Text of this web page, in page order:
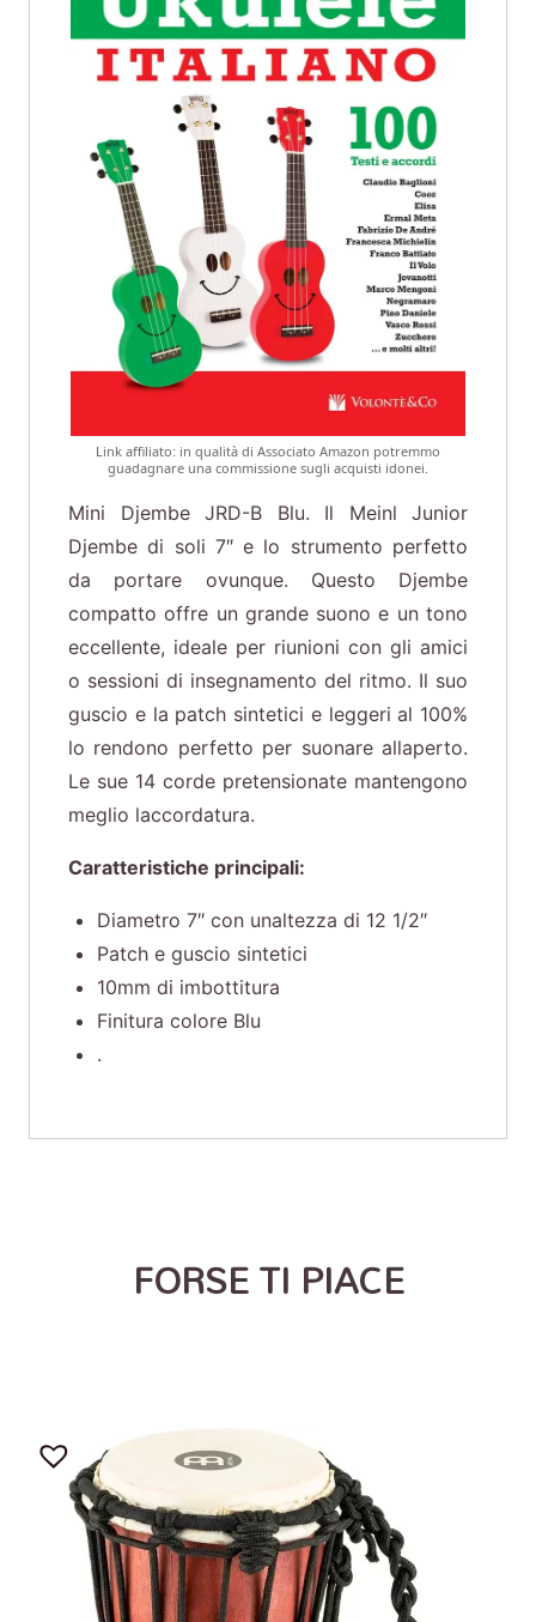
Link affiliato: in qualità di Associato Amazon potremmo
guadagnare una commissione sugli acquisti idonei.
Mini Djembe JRD-B Blu. Il Meinl Junior
Djembe di soli 7″ e lo strumento perfetto
da portare ovunque. Questo Djembe
compatto offre un grande suono e un tono
eccellente, ideale per riunioni con gli amici
o sessioni di insegnamento del ritmo. Il suo
guscio e la patch sintetici e leggeri al 100%
lo rendono perfetto per suonare allaperto.
Le sue 14 corde pretensionate mantengono
meglio laccordatura.
Caratteristiche principali:
Diametro 7″ con unaltezza di 12 1/2″
Patch e guscio sintetici
10mm di imbottitura
Finitura colore Blu
.
FORSE TI PIACE